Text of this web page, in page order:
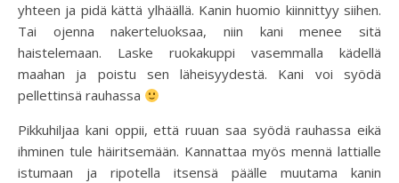
yhteen ja pidä kättä ylhäällä. Kanin huomio kiinnittyy siihen.
Tai ojenna nakerteluoksaa, niin kani menee sitä
haistelemaan. Laske ruokakuppi vasemmalla kädellä
maahan ja poistu sen läheisyydestä. Kani voi syödä
pellettinsä rauhassa
Pikkuhiljaa kani oppii, että ruuan saa syödä rauhassa eikä
ihminen tule häiritsemään. Kannattaa myös mennä lattialle
istumaan ja ripotella itsensä päälle muutama kanin